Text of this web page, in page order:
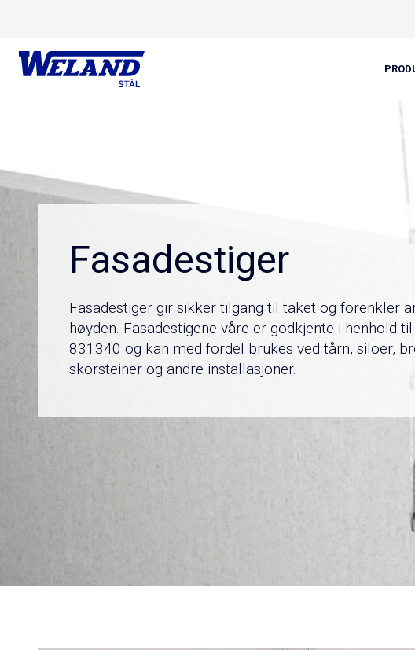
Fasadestiger
Fasadestiger gir sikker tilgang til taket og forenkler
høyden. Fasadestigene våre er godkjente i henhold til
831340 og kan med fordel brukes ved tårn, siloer,
skorsteiner og andre installasjoner.